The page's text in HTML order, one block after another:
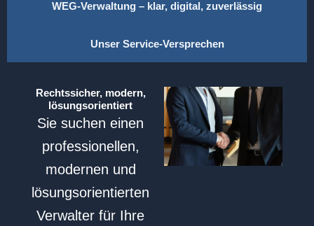
WEG-Verwaltung – klar, digital, zuverlässig
Unser Service-Versprechen
Rechtssicher, modern,
lösungsorientiert
Sie suchen einen
professionellen,
modernen und
lösungsorientierten
Verwalter für Ihre